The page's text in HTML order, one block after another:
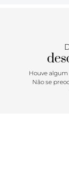
Houve
Não se